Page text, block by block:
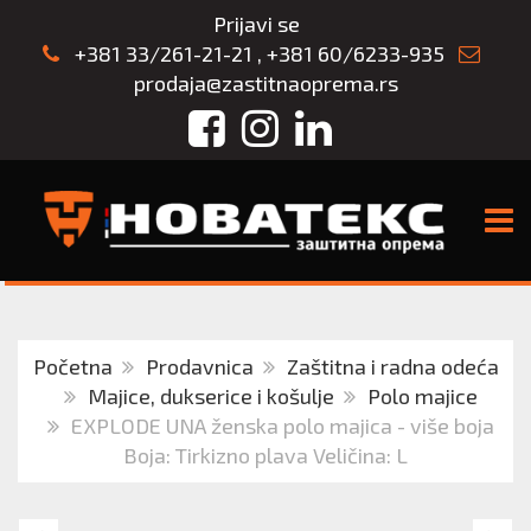
Prijavi se
+381 33/261-21-21 , +381 60/6233-935
prodaja@zastitnaoprema.rs
FacebookInstagram
LinkedIn
Početna Prodavnica
Zaštitna i radna odeća
Majice, dukserice i košulje
Polo majice
EXPLODE UNA ženska polo majica - više boja
Boja: Tirkizno plava Veličina: L